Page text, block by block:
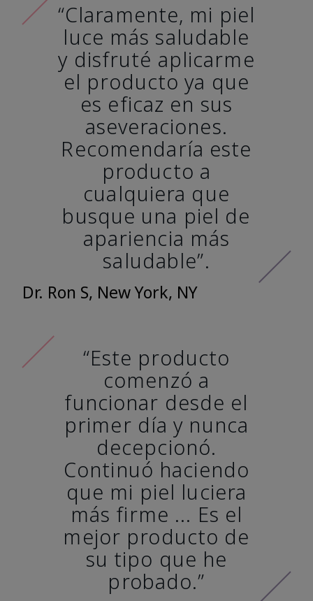
“Claramente, mi piel
luce más saludable
y disfruté aplicarme
el producto ya que
es eficaz en sus
aseveraciones.
Recomendaría este
producto a
cualquiera que
busque una piel de
apariencia más
saludable”.
Dr. Ron S, New York, NY
“Este producto
comenzó a
funcionar desde el
primer día y nunca
decepcionó.
Continuó haciendo
que mi piel luciera
más firme ... Es el
mejor producto de
su tipo que he
probado.”